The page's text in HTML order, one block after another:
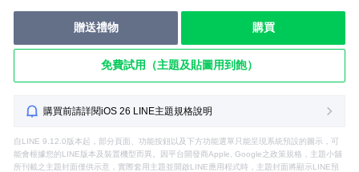
贈送禮物 購買
免費試用（主題及貼圖用到飽）
購買前請詳閱iOS 26 LINE主題規格說明
自LINE 9.12.0版本起，部分頁面、功能按鈕以及下方功能選單只能呈現系統預設的圖示，可
能會根據您的LINE版本及裝置機型而異。因平台開發商Apple, Google之政策規格，主題小舖
所刊載之主題封面僅供示意，實際套用主題並開啟LINE應用程式時，主題封面將顯示LINE預